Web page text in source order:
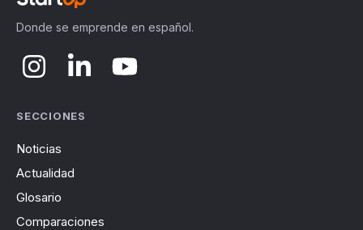
Donde se emprende en español.
SECCIONES
Noticias
Actualidad
Glosario
Comparaciones